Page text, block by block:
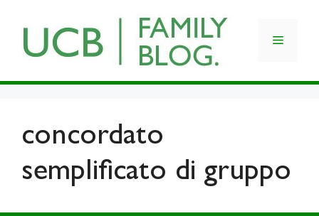
content
Menu
concordato
semplificato di gruppo